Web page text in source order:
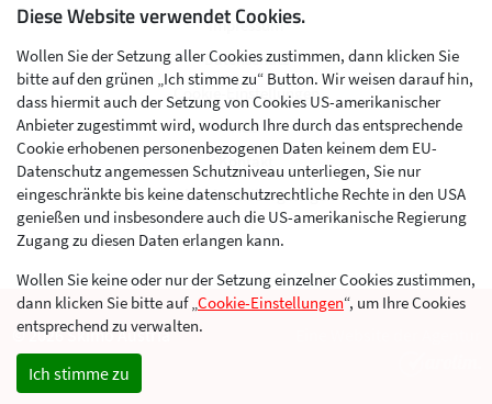
Impressum
Datenschutz
Cookie-Einstellungen
AGB
Kontakt
Werben im Skibergsteigen
© 2026 Skimo Austria
Diese Website verwendet Cookies.
Wollen Sie der Setzung aller Cookies zustimmen, dann klicken Sie
bitte auf den grünen „Ich stimme zu“ Button. Wir weisen darauf hin,
dass hiermit auch der Setzung von Cookies US-amerikanischer
Anbieter zugestimmt wird, wodurch Ihre durch das entsprechende
Cookie erhobenen personenbezogenen Daten keinem dem EU-
Datenschutz angemessen Schutzniveau unterliegen, Sie nur
eingeschränkte bis keine datenschutzrechtliche Rechte in den USA
genießen und insbesondere auch die US-amerikanische Regierung
Zugang zu diesen Daten erlangen kann.
Wollen Sie keine oder nur der Setzung einzelner Cookies zustimmen,
dann klicken Sie bitte auf „Cookie-Einstellungen“, um Ihre Cookies
entsprechend zu verwalten.
Ich stimme zu